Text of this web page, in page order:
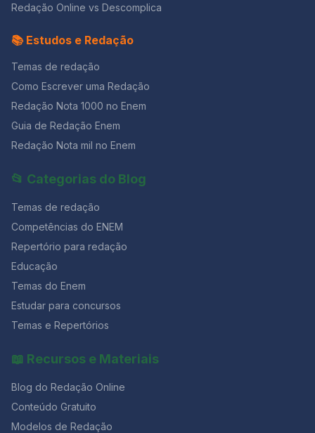
Redação Online vs Descomplica
📚 Estudos e Redação
Temas de redação
Como Escrever uma Redação
Redação Nota 1000 no Enem
Guia de Redação Enem
Redação Nota mil no Enem
📂 Categorias do Blog
Temas de redação
Competências do ENEM
Repertório para redação
Educação
Temas do Enem
Estudar para concursos
Temas e Repertórios
📖 Recursos e Materiais
Blog do Redação Online
Conteúdo Gratuito
Modelos de Redação